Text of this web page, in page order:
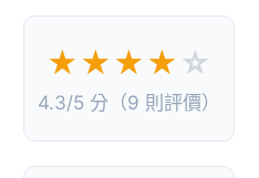
★★★★ ☆
4.3/5 分（9 則評價）